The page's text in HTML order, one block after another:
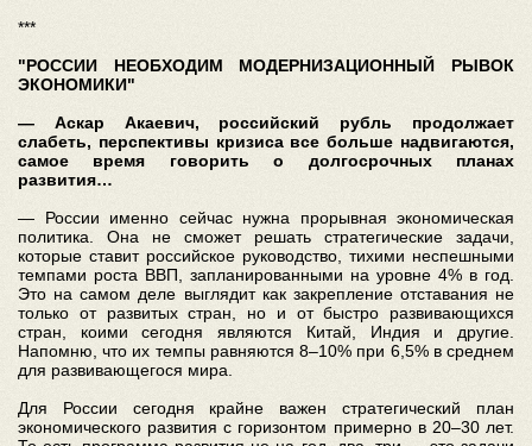
***
"РОССИИ НЕОБХОДИМ МОДЕРНИЗАЦИОННЫЙ РЫВОК
ЭКОНОМИКИ"
— Аскар Акаевич, российский рубль продолжает
слабеть, перспективы кризиса все больше надвигаются,
самое время говорить о долгосрочных планах
развития…
— России именно сейчас нужна прорывная экономическая
политика. Она не сможет решать стратегические задачи,
которые ставит российское руководство, тихими неспешными
темпами роста ВВП, запланированными на уровне 4% в год.
Это на самом деле выглядит как закрепление отставания не
только от развитых стран, но и от быстро развивающихся
стран, коими сегодня являются Китай, Индия и другие.
Напомню, что их темпы равняются 8–10% при 6,5% в среднем
для развивающегося мира.
Для России сегодня крайне важен стратегический план
экономического развития с горизонтом примерно в 20–30 лет.